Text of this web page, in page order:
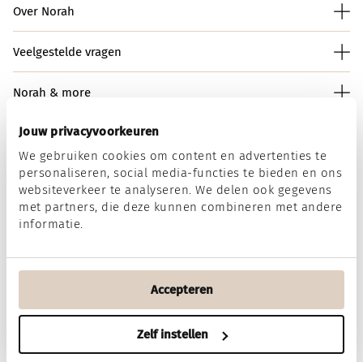
Jouw privacyvoorkeuren
We gebruiken cookies om content en advertenties te
personaliseren, social media-functies te bieden en ons
websiteverkeer te analyseren. We delen ook gegevens
met partners, die deze kunnen combineren met andere
informatie.
Accepteren
Zelf instellen
Over Norah
Veelgestelde vragen
Norah & more
Norah op social media
DisclaimerPrivacy & Cookies